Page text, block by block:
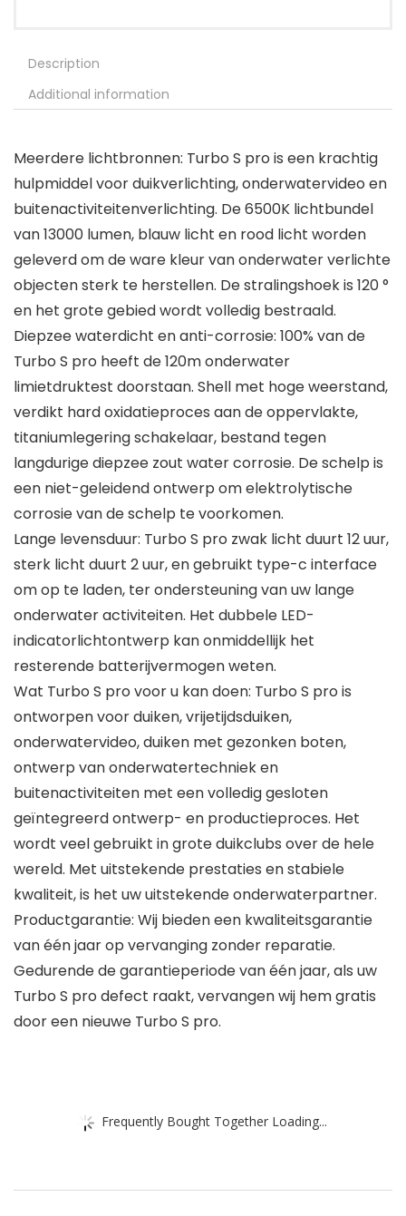
Description
Additional information
Meerdere lichtbronnen: Turbo S pro is een krachtig
hulpmiddel voor duikverlichting, onderwatervideo en
buitenactiviteitenverlichting. De 6500K lichtbundel
van 13000 lumen, blauw licht en rood licht worden
geleverd om de ware kleur van onderwater verlichte
objecten sterk te herstellen. De stralingshoek is 120 °
en het grote gebied wordt volledig bestraald.
Diepzee waterdicht en anti-corrosie: 100% van de
Turbo S pro heeft de 120m onderwater
limietdruktest doorstaan. Shell met hoge weerstand,
verdikt hard oxidatieproces aan de oppervlakte,
titaniumlegering schakelaar, bestand tegen
langdurige diepzee zout water corrosie. De schelp is
een niet-geleidend ontwerp om elektrolytische
corrosie van de schelp te voorkomen.
Lange levensduur: Turbo S pro zwak licht duurt 12 uur,
sterk licht duurt 2 uur, en gebruikt type-c interface
om op te laden, ter ondersteuning van uw lange
onderwater activiteiten. Het dubbele LED-
indicatorlichtontwerp kan onmiddellijk het
resterende batterijvermogen weten.
Wat Turbo S pro voor u kan doen: Turbo S pro is
ontworpen voor duiken, vrijetijdsduiken,
onderwatervideo, duiken met gezonken boten,
ontwerp van onderwatertechniek en
buitenactiviteiten met een volledig gesloten
geïntegreerd ontwerp- en productieproces. Het
wordt veel gebruikt in grote duikclubs over de hele
wereld. Met uitstekende prestaties en stabiele
kwaliteit, is het uw uitstekende onderwaterpartner.
Productgarantie: Wij bieden een kwaliteitsgarantie
van één jaar op vervanging zonder reparatie.
Gedurende de garantieperiode van één jaar, als uw
Turbo S pro defect raakt, vervangen wij hem gratis
door een nieuwe Turbo S pro.
Frequently Bought Together Loading...